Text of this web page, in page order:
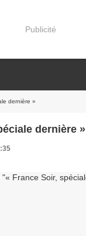
Publicité
dernière »
dernière »